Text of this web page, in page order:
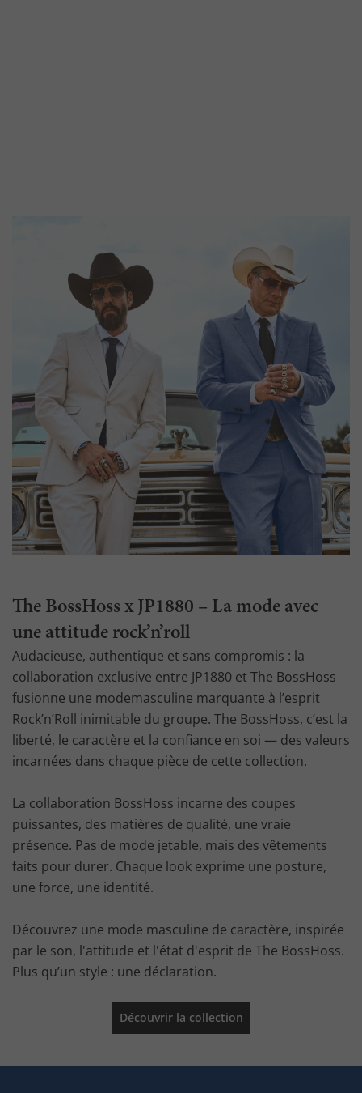
The BossHoss x JP1880 – La mode avec
une attitude rock’n’roll
Audacieuse, authentique et sans compromis : la
collaboration exclusive entre JP1880 et The BossHoss
fusionne une modemasculine marquante à l’esprit
Rock’n’Roll inimitable du groupe. The BossHoss, c’est la
liberté, le caractère et la confiance en soi — des valeurs
incarnées dans chaque pièce de cette collection.
La collaboration BossHoss incarne des coupes
puissantes, des matières de qualité, une vraie
présence. Pas de mode jetable, mais des vêtements
faits pour durer. Chaque look exprime une posture,
une force, une identité.
Découvrez une mode masculine de caractère, inspirée
par le son, l'attitude et l'état d'esprit de The BossHoss.
Plus qu’un style : une déclaration.
Découvrir la collection